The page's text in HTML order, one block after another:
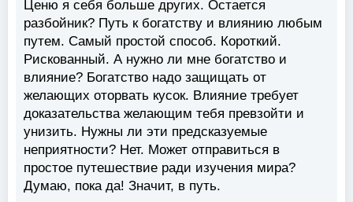
Ценю я себя больше других. Остается
разбойник? Путь к богатству и влиянию любым
путем. Самый простой способ. Короткий.
Рискованный. А нужно ли мне богатство и
влияние? Богатство надо защищать от
желающих оторвать кусок. Влияние требует
доказательства желающим тебя превзойти и
унизить. Нужны ли эти предсказуемые
неприятности? Нет. Может отправиться в
простое путешествие ради изучения мира?
Думаю, пока да! Значит, в путь.